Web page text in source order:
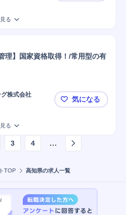
る
理】国家資格取得！/常用型の有
株式会社
未経験歓迎
気になる
る
3 4 …
ページ1 を表示しています
TOP 高知県の求人一覧